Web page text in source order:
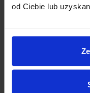
od Ciebie lub
10 11
31 1 2